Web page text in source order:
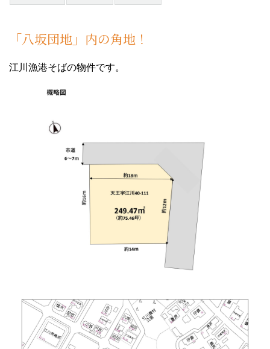
「八坂団地」内の角地！
江川漁港そばの物件です。